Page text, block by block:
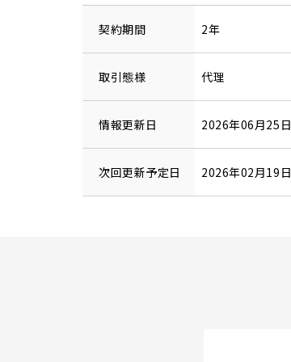
契約期間 2年
取引態様 代理
情報更新日 2026年06月25日
次回更新予定日 2026年02月19日